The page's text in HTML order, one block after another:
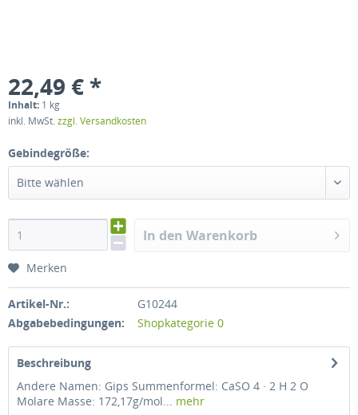
22,49 € *
Inhalt: 1 kg
inkl. MwSt.zzgl. Versandkosten
Gebindegröße:
Bitte wählen
In den Warenkorb
Merken
Artikel-Nr.:
G10244
Abgabebedingungen:
Shopkategorie 0
Beschreibung
Andere Namen: Gips Summenformel: CaSO 4 · 2 H 2 O
Molare Masse: 172,17g/mol... mehr